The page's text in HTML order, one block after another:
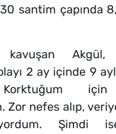
santim çapında
kavuşan Akgül,
2 ay içinde 9
için
Zor nefes alıp,
Şimdi